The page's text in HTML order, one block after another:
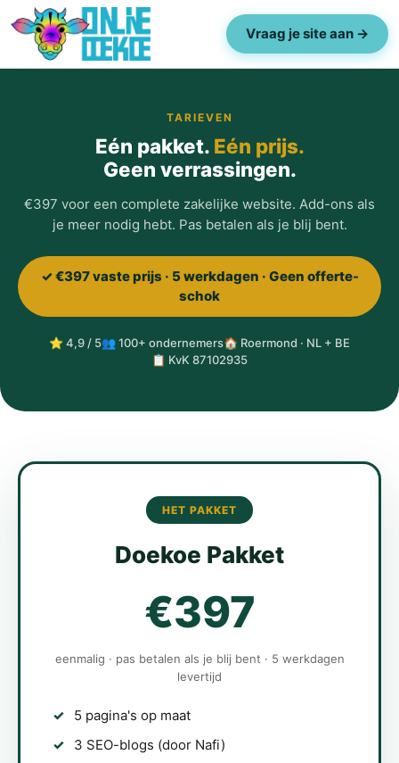
Vraag je site aan →
TARIEVEN
Eén pakket. Eén prijs.
Geen verrassingen.
€397 voor een complete zakelijke website. Add-ons als
je meer nodig hebt. Pas betalen als je blij bent.
✓ €397 vaste prijs · 5 werkdagen · Geen offerte-
schok
⭐ 4,9 / 5👥 100+ ondernemers🏠 Roermond · NL + BE
📋 KvK 87102935
HET PAKKET
Doekoe Pakket
€397
eenmalig · pas betalen als je blij bent · 5 werkdagen
levertijd
5 pagina's op maat
3 SEO-blogs (door Nafi)